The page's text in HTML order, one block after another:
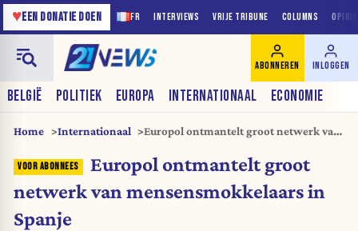
FR INTERVIEWS VRIJE TRIBUNE COLUMNS
♥EEN DONATIE DOEN
BELGIË POLITIEK EUROPA INTERNATIONAAL ECONOMIE
ABONNEREN INLOGGEN
Home Internationaal
Europol ontmantelt groot netwerk van
Europol ontmantelt groot
netwerk van mensensmokkelaars in
Spanje